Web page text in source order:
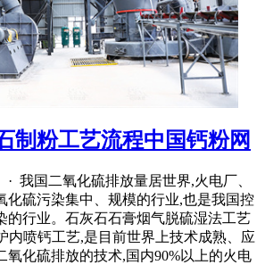
制粉工艺流程中国钙粉网
· 我国二氧化硫排放量居世界,火电厂、
化硫污染集中、规模的行业,也是我国控
的行业。石灰石石膏烟气脱硫湿法工艺
内喷钙工艺,是目前世界上技术成熟、应
氧化硫排放的技术,国内90%以上的火电